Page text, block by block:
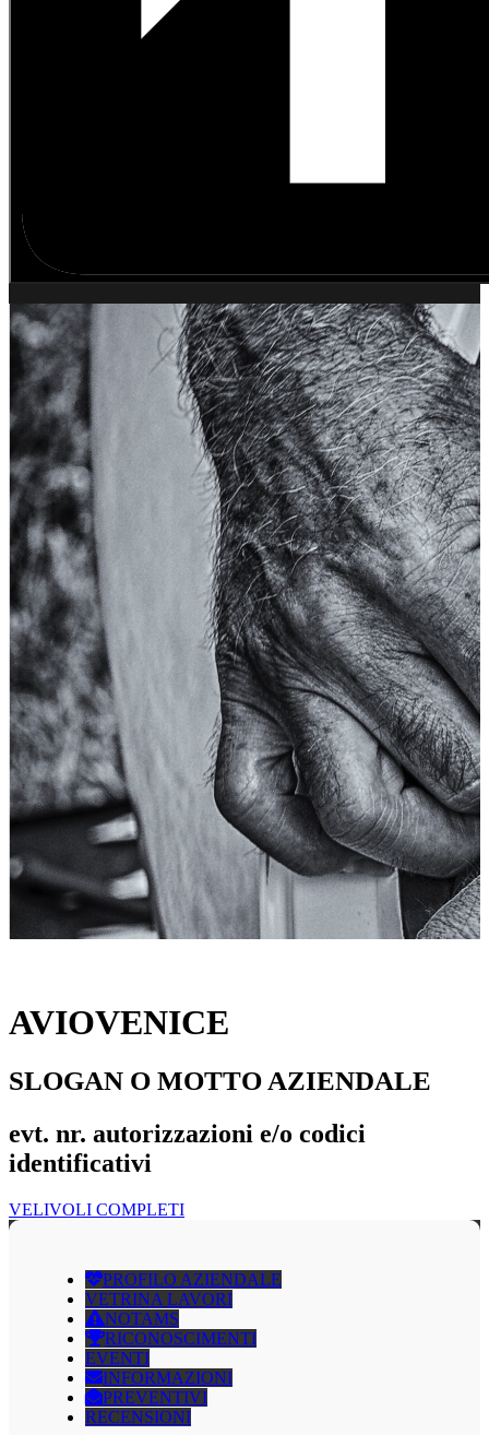
AVIOVENICE
SLOGAN O MOTTO AZIENDALE
evt. nr. autorizzazioni e/o codici
identificativi
VELIVOLI COMPLETI
PROFILO AZIENDALE
VETRINA LAVORI
NOTAMS
RICONOSCIMENTI
EVENTI
INFORMAZIONI
PREVENTIVI
RECENSIONI